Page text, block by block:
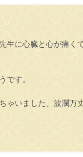
生に心臓と心が痛く
です。
ゃいました。波瀾万